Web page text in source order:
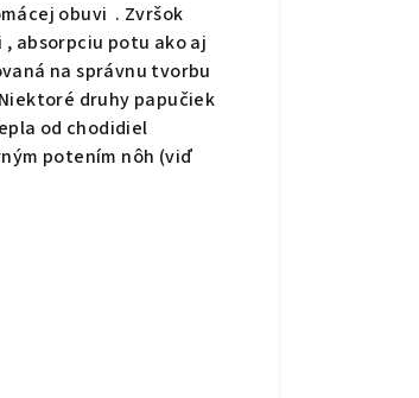
obuvi . Zvršok
absorpciu potu ako aj
na správnu tvorbu
druhy papučiek
od chodidiel
potením nôh (viď